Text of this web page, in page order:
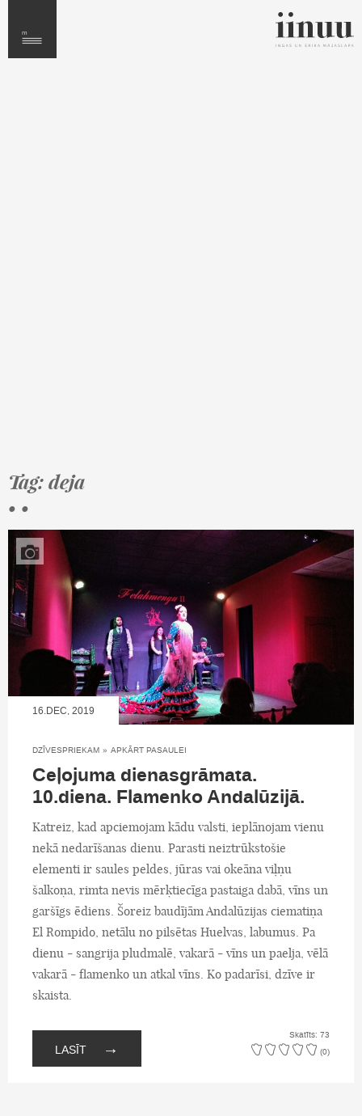
Tag: deja
• •
16.DEC, 2019
DZĪVESPRIEKAM » APKĀRT PASAULEI
Ceļojuma dienasgrāmata.
10.diena. Flamenko Andalūzijā.
Katreiz, kad apciemojam kādu valsti, ieplānojam vienu
nekā nedarīšanas dienu. Parasti neiztrūkstošie
elementi ir saules peldes, jūras vai okeāna viļņu
šalkoņa, rimta nevis mērķtiecīga pastaiga dabā, vīns un
garšīgs ēdiens. Šoreiz baudījām Andalūzijas ciematiņa
El Rompido, netālu no pilsētas Huelvas, labumus. Pa
dienu - sangrija pludmalē, vakarā - vīns un paelja, vēlā
vakarā - flamenko un atkal vīns. Ko padarīsi, dzīve ir
skaista.
LASĪT →
Skatīts: 73
(0)